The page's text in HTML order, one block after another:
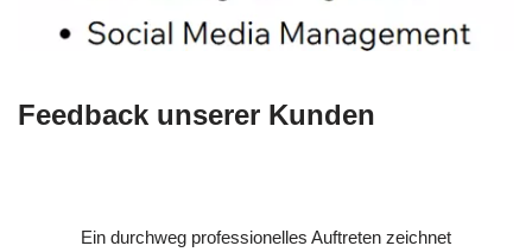
Feedback unserer Kunden
Ein durchweg professionelles Auftreten zeichnet